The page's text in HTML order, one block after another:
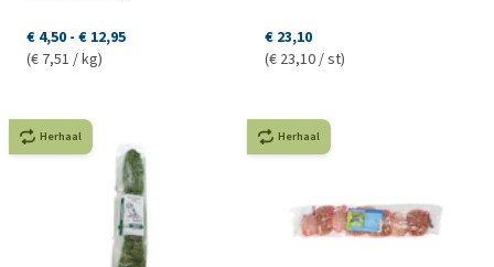
€ 4,50 - € 12,95
(€ 7,51 / kg)
€ 23,10
(€ 23,10 / st)
Herhaal Herhaal